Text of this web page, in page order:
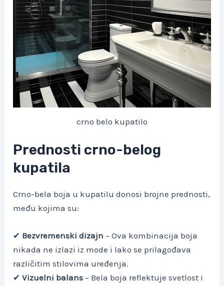
crno belo kupatilo
Prednosti crno-belog
kupatila
Crno-bela boja u kupatilu donosi brojne prednosti,
među kojima su:
✔ Bezvremenski dizajn – Ova kombinacija boja
nikada ne izlazi iz mode i lako se prilagođava
različitim stilovima uređenja.
✔Vizuelni balans – Bela boja reflektuje svetlost i